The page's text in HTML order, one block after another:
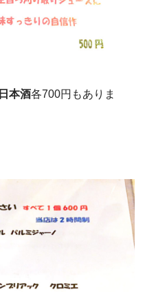
日本酒各700円もありま